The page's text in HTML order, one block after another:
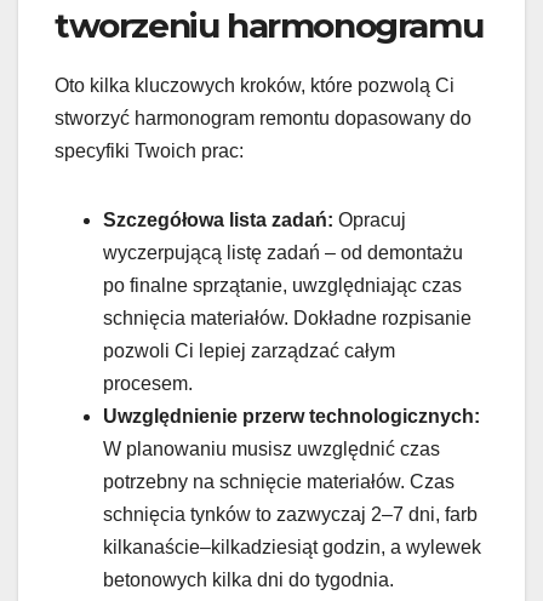
tworzeniu harmonogramu
Oto kilka kluczowych kroków, które pozwolą Ci
stworzyć harmonogram remontu dopasowany do
specyfiki Twoich prac:
Szczegółowa lista zadań: Opracuj
wyczerpującą listę zadań – od demontażu
po finalne sprzątanie, uwzględniając czas
schnięcia materiałów. Dokładne rozpisanie
pozwoli Ci lepiej zarządzać całym
procesem.
Uwzględnienie przerw technologicznych:
W planowaniu musisz uwzględnić czas
potrzebny na schnięcie materiałów. Czas
schnięcia tynków to zazwyczaj 2–7 dni, farb
kilkanaście–kilkadziesiąt godzin, a wylewek
betonowych kilka dni do tygodnia.